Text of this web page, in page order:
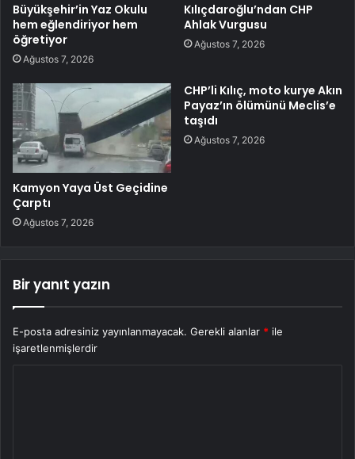
Büyükşehir’in Yaz Okulu
hem eğlendiriyor hem
öğretiyor
Ağustos 7, 2026
Kılıçdaroğlu’ndan CHP
Ahlak Vurgusu
Ağustos 7, 2026
Kamyon Yaya Üst Geçidine
Çarptı
Ağustos 7, 2026
CHP’li Kılıç, moto kurye Akın
Payaz’ın ölümünü Meclis’e
taşıdı
Ağustos 7, 2026
Bir yanıt yazın
E-posta adresiniz yayınlanmayacak. Gerekli alanlar * ile
işaretlenmişlerdir